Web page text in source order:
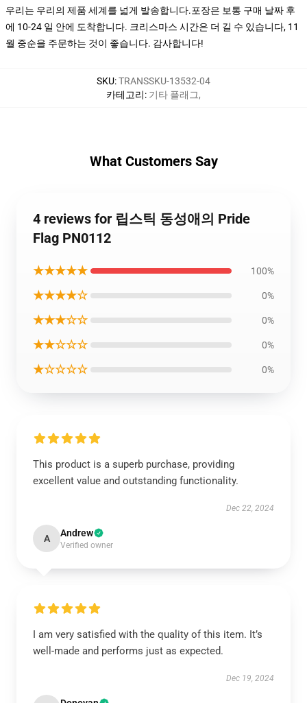
우리는 우리의 제품 세계를 넓게 발송합니다.포장은 보통 구매 날짜 후
에 10-24 일 안에 도착합니다. 크리스마스 시간은 더 길 수 있습니다, 11
월 중순을 주문하는 것이 좋습니다. 감사합니다!
SKU:TRANSSKU-13532-04
카테고리: 기타 플래그,
What Customers Say
4 reviews for 립스틱 동성애의 Pride
Flag PN0112
★★★★★ 100%
★★★★☆ 0%
★★★☆☆ 0%
★★☆☆☆ 0%
★☆☆☆☆ 0%
This product is a superb purchase, providing
excellent value and outstanding functionality.
Dec 22, 2024
A Andrew
Verified owner
I am very satisfied with the quality of this item. It’s
well-made and performs just as expected.
Dec 19, 2024